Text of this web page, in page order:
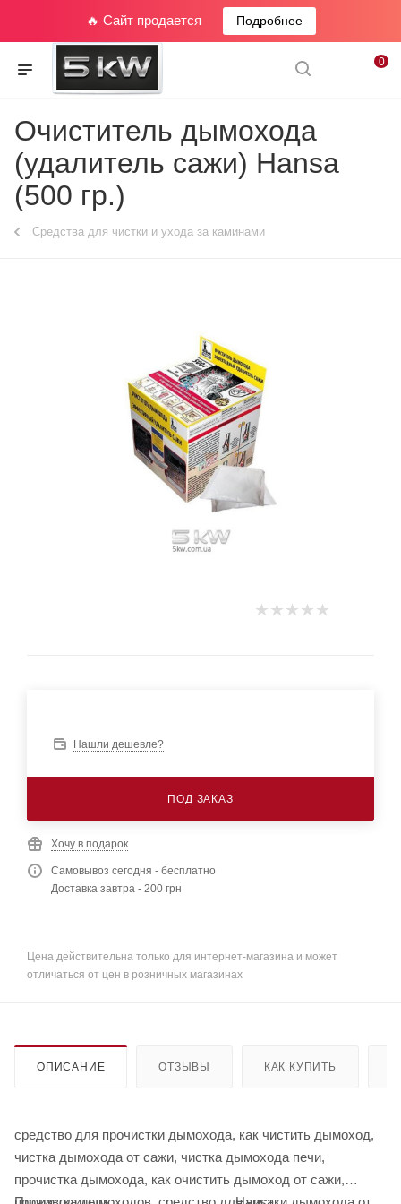
🔥 Сайт продается Подробнее
0
Очиститель дымохода
(удалитель сажи) Hansa
(500 гр.)
Средства для чистки и ухода за каминами
Нашли дешевле?
ПОД ЗАКАЗ
Хочу в подарок
Самовывоз сегодня - бесплатно
Доставка завтра - 200 грн
Цена действительна только для интернет-магазина и может
отличаться от цен в розничных магазинах
ОПИСАНИЕ ОТЗЫВЫ КАК КУПИТЬ
средство для прочистки дымохода, как чистить дымоход,
чистка дымохода от сажи, чистка дымохода печи,
прочистка дымохода, как очистить дымоход от сажи,